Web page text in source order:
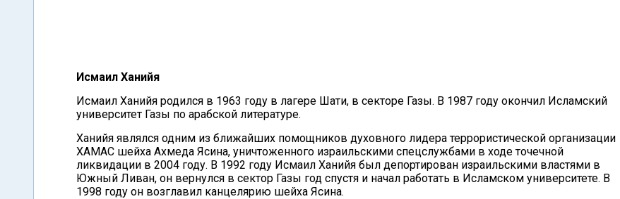
Исмаил Ханийя
Исмаил Ханийя родился в 1963 году в лагере Шати, в секторе Газы. В 1987 году окончил Исламский
университет Газы по арабской литературе.
Ханийя являлся одним из ближайших помощников духовного лидера террористической организации
ХАМАС шейха Ахмеда Ясина, уничтоженного израильскими спецслужбами в ходе точечной
ликвидации в 2004 году. В 1992 году Исмаил Ханийя был депортирован израильскими властями в
Южный Ливан, он вернулся в сектор Газы год спустя и начал работать в Исламском университете. В
1998 году он возглавил канцелярию шейха Ясина.